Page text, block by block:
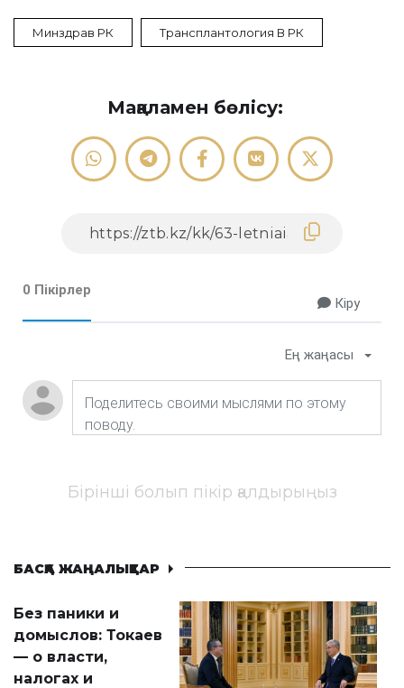
Минздрав РК Трансплантология В РК
Мақаламен бөлісу:
0 Пікірлер
Кіру
Ең жаңасы
Бірінші болып пікір қалдырыңыз
БАСҚА ЖАҢАЛЫҚТАР
Без паники и
домыслов: Токаев
— о власти,
налогах и